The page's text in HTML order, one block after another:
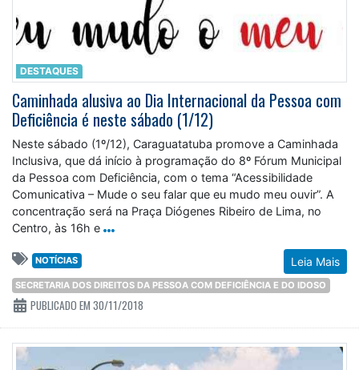
DESTAQUES
Caminhada alusiva ao Dia Internacional da Pessoa com
Deficiência é neste sábado (1/12)
Neste sábado (1º/12), Caraguatatuba promove a Caminhada
Inclusiva, que dá início à programação do 8º Fórum Municipal
da Pessoa com Deficiência, com o tema “Acessibilidade
Comunicativa – Mude o seu falar que eu mudo meu ouvir”. A
concentração será na Praça Diógenes Ribeiro de Lima, no
Centro, às 16h e
Leia Mais
NOTÍCIAS
SECRETARIA DOS DIREITOS DA PESSOA COM DEFICIÊNCIA E DO IDOSO
PUBLICADO EM 30/11/2018